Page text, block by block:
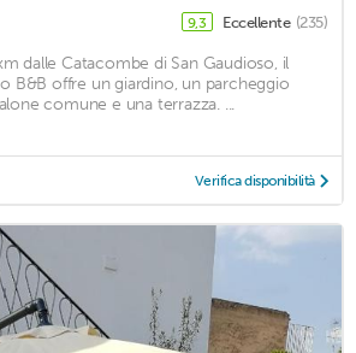
9,3 Eccellente (235)
dalle Catacombe di San Gaudioso, il
B&B offre un giardino, un parcheggio
comune e una terrazza. ...
Verifica disponibilità